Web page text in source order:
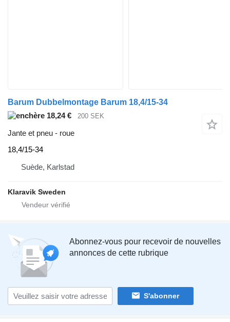
Barum Dubbelmontage Barum 18,4/15-34
18,24 €
200 SEK
Jante et pneu - roue
18,4/15-34
Suède, Karlstad
Klaravik Sweden
Abonnez-vous pour recevoir de nouvelles
annonces de cette rubrique
S'abonner